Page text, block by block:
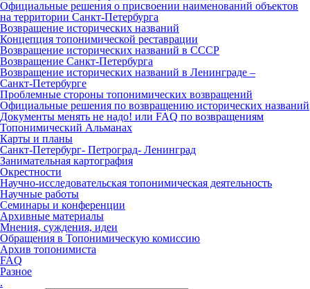
Официальные решения о присвоении наименований объектов
на территории Санкт‑Петербурга
Возвращение исторических названий
Концепция топонимической реставрации
Возвращение исторических названий в СССР
Возвращение Санкт‑Петербурга
Возвращение исторических названий в Ленинграде –
Санкт‑Петербурге
Проблемные стороны топонимических возвращений
Официальные решения по возвращению исторических названий
Документы менять не надо! или FAQ по возвращениям
Топонимический Альманах
Карты и планы
Санкт‑Петербург‑ Петроград‑ Ленинград
Занимательная картография
Окрестности
Научно‑исследовательская топонимическая деятельность
Научные работы
Семинары и конференции
Архивные материалы
Мнения, суждения, идеи
Обращения в Топонимическую комиссию
Архив топонимиста
FAQ
Разное
.